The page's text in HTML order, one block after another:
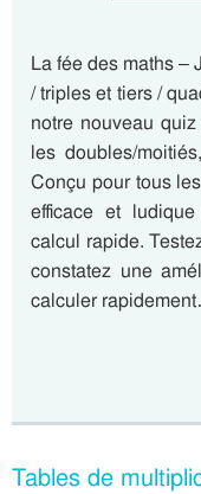
La fée des maths –
/ triples et tiers /
notre nouveau
les doubles/
Conçu pour tous
efficace et
calcul rapide.
constatez une
calculer
Tables de